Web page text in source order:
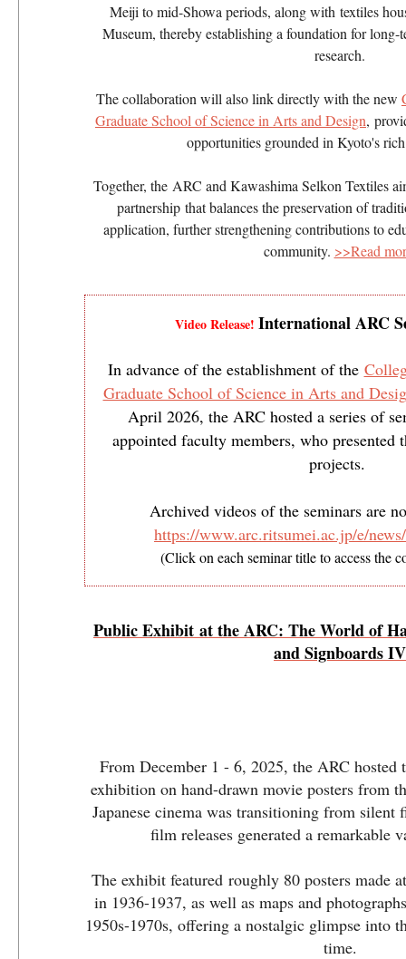
Meiji to mid-Showa periods, along with textiles
Museum, thereby establishing a foundation for long-
research.
The collaboration will also link directly with the new
Graduate School of Science in Arts and Design,
opportunities grounded in Kyoto's
Together, the ARC and Kawashima Selkon Textiles
partnership that balances the preservation of
application, further strengthening contributions to
community. >>Read
Video Release! International ARC
In advance of the establishment of the
Graduate School of Science in Arts and
April 2026, the ARC hosted a series of
appointed faculty members, who presented
projects.
Archived videos of the seminars are
https://www.arc.ritsumei.ac.jp/e/
(Click on each seminar title to access the
Public Exhibit at the ARC: The World of
and Signboards IV
From December 1 - 6, 2025, the ARC
exhibition on hand-drawn movie posters from
Japanese cinema was transitioning from
film releases generated a remarkable
The exhibit featured roughly 80 posters made
in 1936-1937, as well as maps and
1950s-1970s, offering a nostalgic glimpse into
time.